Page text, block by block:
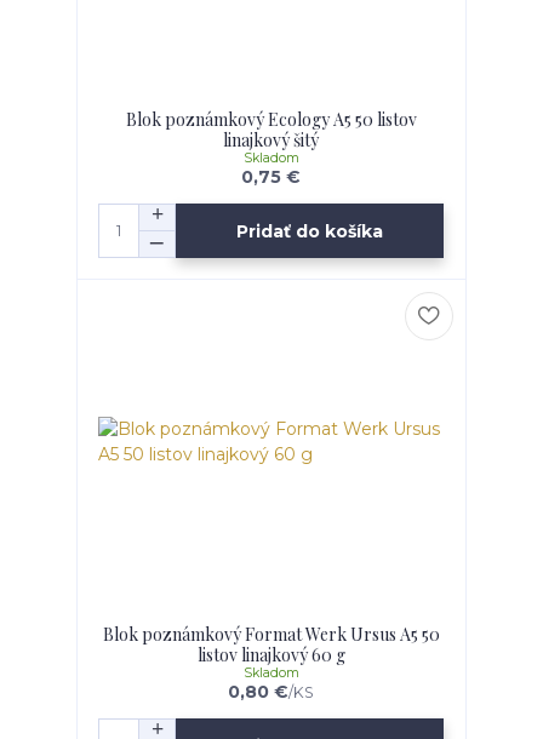
Blok poznámkový Ecology A5 50 listov
linajkový šitý
0,75 €
Skladom
Pridať do košíka
Blok poznámkový Format Werk Ursus A5 50
listov linajkový 60 g
0,80 €/KS
Skladom